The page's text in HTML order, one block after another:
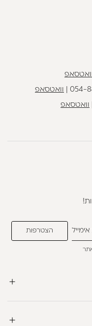
וואטסאפ
054- וואטסאפ
וואטסאפ